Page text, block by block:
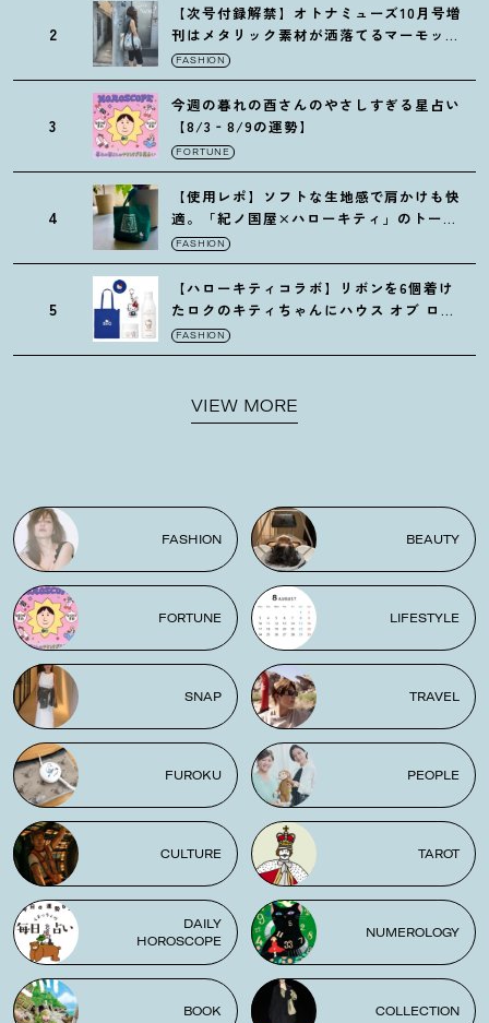
2
【次号付録解禁】オトナミューズ10月号増
刊はメタリック素材が洒落てるマーモット
の保冷バッグ
FASHION
3
今週の暮れの酉さんのやさしすぎる星占い
【8/3‐8/9の運勢】
FORTUNE
4
【使用レポ】ソフトな生地感で肩かけも快
適。「紀ノ国屋×ハローキティ」のトート
がガシガシ使えて最高です
FASHION
5
【ハローキティコラボ】リボンを6個着け
たロクのキティちゃんにハウス オブ ロー
ゼの限定パケも
FASHION
VIEW MORE
FASHION BEAUTY
FORTUNE LIFESTYLE
SNAP TRAVEL
FUROKU PEOPLE
CULTURE TAROT
DAILY
HOROSCOPE
NUMEROLOGY
BOOK COLLECTION